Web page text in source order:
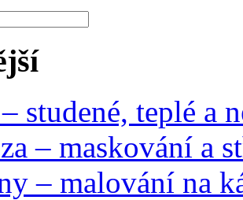
studené, teplé a
– maskování a
– malování na